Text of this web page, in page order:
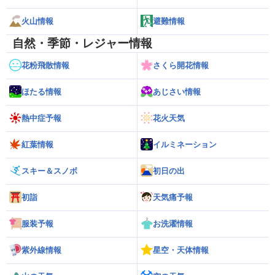
火山情報 避難情報
自然・季節・レジャー情報
花粉飛散情報 さくら開花情報
ほたる情報 あじさい情報
熱中症予報 花火天気
紅葉情報 イルミネーション
スキー＆スノボ 初日の出
初詣 天気痛予報
服装予報 お洗濯情報
紫外線情報 星空・天体情報